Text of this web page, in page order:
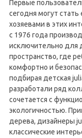
Первые
сегодня могут
хозяевами в этих
с 1976 года
исключительно для
пространство, где
комфортно и
подбирая детская
разработали ряд
сочетается с
экологичностью.
дерева, дизайнеры
классические